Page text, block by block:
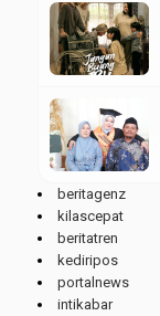
beritagenz
kilascepat
beritatren
kediripos
portalnews
intikabar